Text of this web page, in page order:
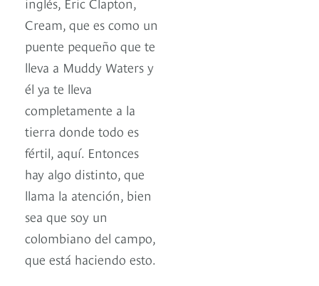
Cream, que es como un
puente pequeño que te
lleva a Muddy Waters y
él ya te lleva
completamente a la
tierra donde todo es
fértil, aquí. Entonces
hay algo distinto, que
llama la atención, bien
sea que soy un
colombiano del campo,
que está haciendo esto.